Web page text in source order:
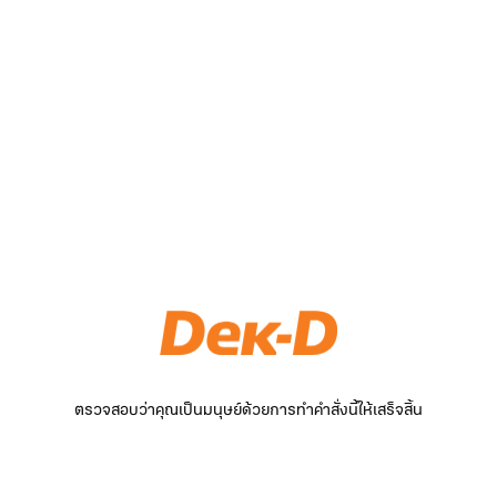
ตรวจสอบว่าคุณเป็นมนุษย์ด้วยการทำคำสั่งนี้ให้เสร็จสิ้น